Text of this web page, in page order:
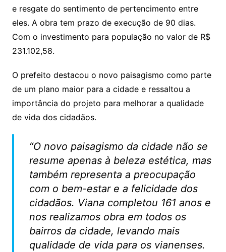
e resgate do sentimento de pertencimento entre
eles. A obra tem prazo de execução de 90 dias.
Com o investimento para população no valor de R$
231.102,58.
O prefeito destacou o novo paisagismo como parte
de um plano maior para a cidade e ressaltou a
importância do projeto para melhorar a qualidade
de vida dos cidadãos.
“O novo paisagismo da cidade não se
resume apenas à beleza estética, mas
também representa a preocupação
com o bem-estar e a felicidade dos
cidadãos. Viana completou 161 anos e
nos realizamos obra em todos os
bairros da cidade, levando mais
qualidade de vida para os vianenses.